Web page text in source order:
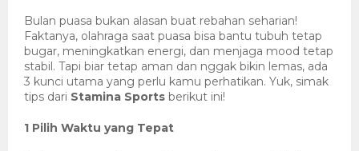
Bulan puasa bukan alasan buat rebahan seharian!
Faktanya, olahraga saat puasa bisa bantu tubuh tetap
bugar, meningkatkan energi, dan menjaga mood tetap
stabil. Tapi biar tetap aman dan nggak bikin lemas, ada
3 kunci utama yang perlu kamu perhatikan. Yuk, simak
tips dari Stamina Sports berikut ini!
1 Pilih Waktu yang Tepat